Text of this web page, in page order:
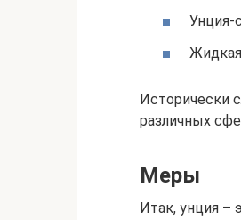
Унция-
Исторически
различных
Меры
Итак, унция –